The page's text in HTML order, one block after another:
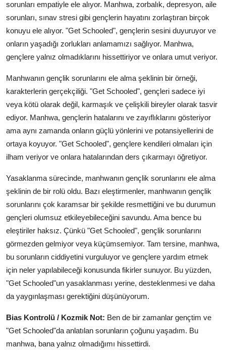
sorunları empatiyle ele alıyor. Manhwa, zorbalık, depresyon, aile
sorunları, sınav stresi gibi gençlerin hayatını zorlaştıran birçok
konuyu ele alıyor. "Get Schooled", gençlerin sesini duyuruyor ve
onların yaşadığı zorlukları anlamamızı sağlıyor. Manhwa,
gençlere yalnız olmadıklarını hissettiriyor ve onlara umut veriyor.
Manhwanın gençlik sorunlarını ele alma şeklinin bir örneği,
karakterlerin gerçekçiliği. "Get Schooled", gençleri sadece iyi
veya kötü olarak değil, karmaşık ve çelişkili bireyler olarak tasvir
ediyor. Manhwa, gençlerin hatalarını ve zayıflıklarını gösteriyor
ama aynı zamanda onların güçlü yönlerini ve potansiyellerini de
ortaya koyuyor. "Get Schooled", gençlere kendileri olmaları için
ilham veriyor ve onlara hatalarından ders çıkarmayı öğretiyor.
Yasaklanma sürecinde, manhwanın gençlik sorunlarını ele alma
şeklinin de bir rolü oldu. Bazı eleştirmenler, manhwanın gençlik
sorunlarını çok karamsar bir şekilde resmettiğini ve bu durumun
gençleri olumsuz etkileyebileceğini savundu. Ama bence bu
eleştiriler haksız. Çünkü "Get Schooled", gençlik sorunlarını
görmezden gelmiyor veya küçümsemiyor. Tam tersine, manhwa,
bu sorunların ciddiyetini vurguluyor ve gençlere yardım etmek
için neler yapılabileceği konusunda fikirler sunuyor. Bu yüzden,
"Get Schooled"un yasaklanması yerine, desteklenmesi ve daha
da yaygınlaşması gerektiğini düşünüyorum.
Bias Kontrolü / Kozmik Not: Ben de bir zamanlar gençtim ve
"Get Schooled"da anlatılan sorunların çoğunu yaşadım. Bu
manhwa, bana yalnız olmadığımı hissettirdi.